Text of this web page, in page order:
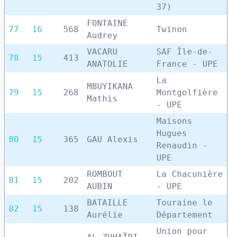
37)
77 16 568
FONTAINE
Audrey
Twinon
78 15 413
VACARU
ANATOLIE
SAF Île-de-
France - UPE
79 15 268
MBUYIKANA
Mathis
La
Montgolfière
- UPE
80 15 365 GAU Alexis
Maisons
Hugues
Renaudin -
UPE
81 15 202
ROMBOUT
AUBIN
La Chacunière
- UPE
82 15 138
BATAILLE
Aurélie
Touraine le
Département
Union pour